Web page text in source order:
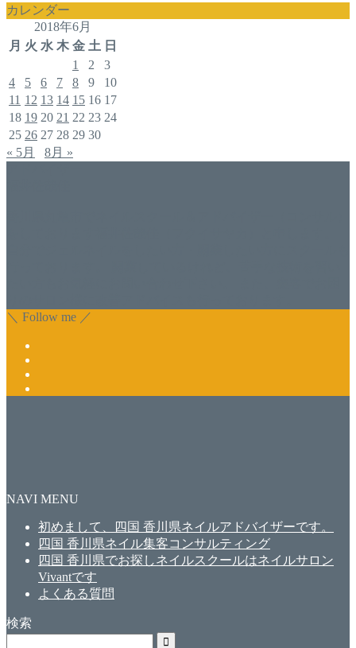
カレンダー
2018年6月
月 火 水 木 金 土 日
1
2
3
4
5 6 7 8 9
10
11 12 13 14 15 16 17
18 19 20 21 22 23 24
25 26 27 28 29 30
« 5月
8月 »
＼ Follow me ／
NAVI MENU
初めまして、四国 香川県ネイルアドバイザーです。
四国 香川県ネイル集客コンサルティング
四国 香川県でお探しネイルスクールはネイルサロン
Vivantです
よくある質問
検索